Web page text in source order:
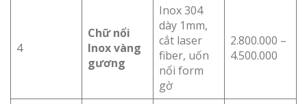
4
Chữ nổi
Inox vàng
gương
Inox 304
dày 1mm,
cắt laser
fiber, uốn
nổi form
gờ
2.800.000 –
4.500.000